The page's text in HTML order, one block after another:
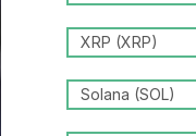
XRP (XRP)
Solana (SOL)